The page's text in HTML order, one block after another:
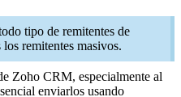
tipo de remitentes de
remitentes masivos.
Zoho CRM, especialmente al
enviarlos usando